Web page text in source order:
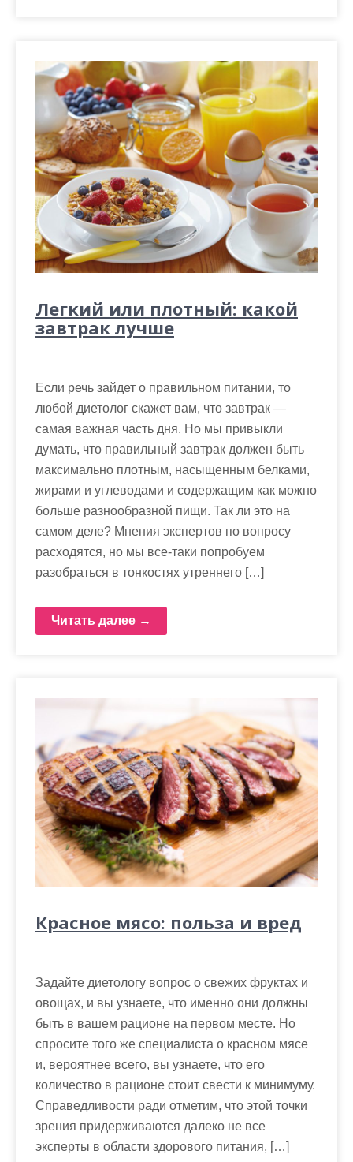
Легкий или плотный: какой
завтрак лучше
Если речь зайдет о правильном питании, то
любой диетолог скажет вам, что завтрак —
самая важная часть дня. Но мы привыкли
думать, что правильный завтрак должен быть
максимально плотным, насыщенным белками,
жирами и углеводами и содержащим как можно
больше разнообразной пищи. Так ли это на
самом деле? Мнения экспертов по вопросу
расходятся, но мы все-таки попробуем
разобраться в тонкостях утреннего […]
Читать далее →
Красное мясо: польза и вред
Задайте диетологу вопрос о свежих фруктах и
овощах, и вы узнаете, что именно они должны
быть в вашем рационе на первом месте. Но
спросите того же специалиста о красном мясе
и, вероятнее всего, вы узнаете, что его
количество в рационе стоит свести к минимуму.
Справедливости ради отметим, что этой точки
зрения придерживаются далеко не все
эксперты в области здорового питания, […]